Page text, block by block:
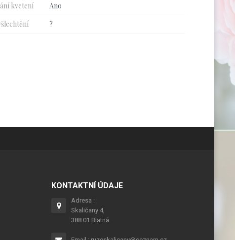
kvetení
Ano
?
KONTAKTNÍ ÚDAJE
Adresa :
Skaličany 4,
388 01 Blatná